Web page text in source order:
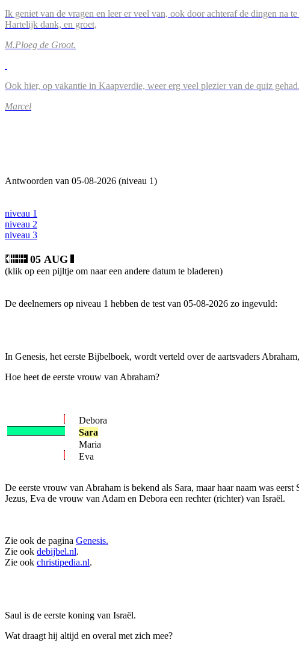
Ik geniet van de vragen en leer er veel van, ook door achteraf de dingen na te
Hartelijk dank, en groet,
M.Ploeg de Groot.
Ook hier, op vakantie in Kaapverdie, weer erg veel plezier van de quiz
Marcel
Antwoorden van 05-08-2026 (niveau 1)
niveau 1
niveau 2
niveau 3
05 AUG
(klik op een pijltje om naar een andere datum te bladeren)
De deelnemers op niveau 1 hebben de test van 05-08-2026 zo ingevuld:
In Genesis, het eerste Bijbelboek, wordt verteld over de aartsvaders
Hoe heet de eerste vrouw van Abraham?
Debora
Sara
Maria
Eva
De eerste vrouw van Abraham is bekend als Sara, maar haar naam was
Jezus, Eva de vrouw van Adam en Debora een rechter (richter) van Israël.
Zie ook de pagina Genesis.
Zie ook debijbel.nl.
Zie ook christipedia.nl.
Saul is de eerste koning van Israël.
Wat draagt hij altijd en overal met zich mee?